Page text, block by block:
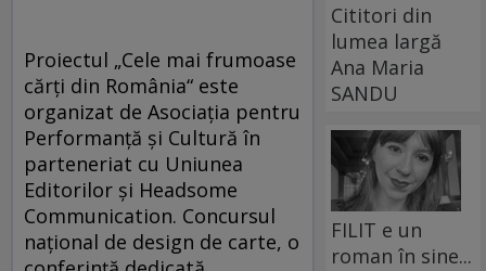
Proiectul „Cele mai frumoase
cărţi din România“ este
organizat de Asociaţia pentru
Performanţă şi Cultură în
parteneriat cu Uniunea
Editorilor şi Headsome
Communication. Concursul
naţional de design de carte, o
Cititori din
lumea largă
Ana Maria
SANDU
FILIT e un
roman în sine...